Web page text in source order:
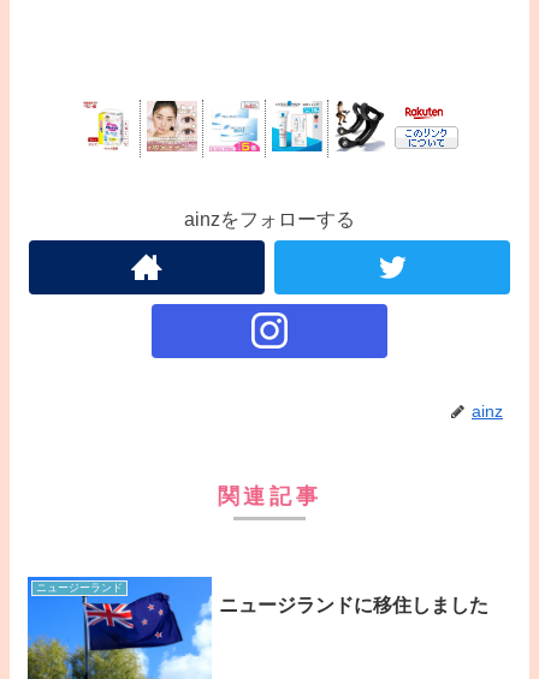
ainzをフォローする
ainz
関連記事
ニュージーランド
ニュージランドに移住しました